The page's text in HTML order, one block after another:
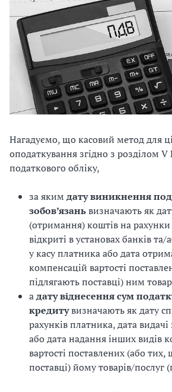
Нагадуємо, що касовий метод для
оподаткування згідно з розділом
податкового обліку,
за яким дату виникнення
зобов’язаньвизначають як
(отримання) коштів на
відкриті в установах банків та/
у касу платника або дата
компенсацій вартості
підлягають поставці) ним
адату віднесення сум
кредитувизначають як дату
рахунків платника, дата
або дата надання інших видів
вартості поставлених (або
поставці) йому товарів/послуг